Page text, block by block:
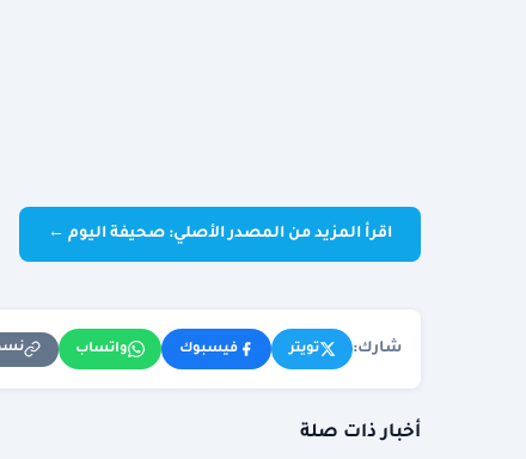
اقرأ المزيد من المصدر الأصلي: صحيفة اليوم ←
شارك: تويتر فيسبوك واتساب
أخبار ذات صلة